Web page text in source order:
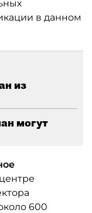
в данном
из
могут
600